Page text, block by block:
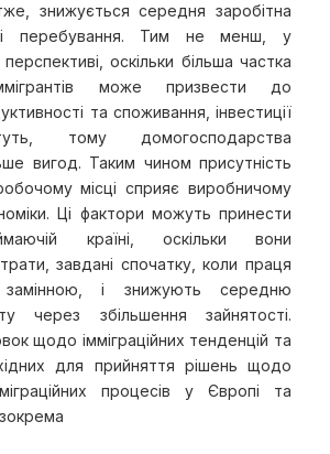
знижується середня заробітна
перебування. Тим не менш, у
оскільки більша частка
може призвести до
та споживання, інвестиції
тому домогосподарства
вигод. Таким чином присутність
місці сприяє виробничому
Ці фактори можуть принести
країні, оскільки вони
завдані спочатку, коли праця
замінною, і знижують середню
через збільшення зайнятості.
щодо імміграційних тенденцій та
для прийняття рішень щодо
процесів у Європі та